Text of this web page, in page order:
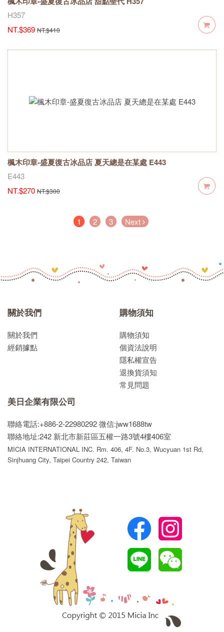
H357
NT.$369 NT.$410
楓木印章-盛夏復古冰品店 夏天總是在某處 E443
E443
NT.$270 NT.$300
1 (current)
2 3 Next
關於我們
關於我們
經銷據點
購物須知
購物須知
個資法說明
隱私權宣告
退換貨須知
常見問題
美日企業有限公司
聯絡電話:+886-2-22980292微信:jww1688tw
聯絡地址:242 新北市新莊區五權一路3號4樓406室
MICIA INTERNATIONAL INC. Rm. 406, 4F. No.3, Wucyuan 1st Rd,
Sinjhuang City, Taipei Country 242, Taiwan